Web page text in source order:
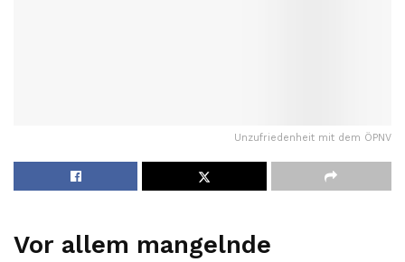
Unzufriedenheit mit dem ÖPNV
Vor allem mangelnde